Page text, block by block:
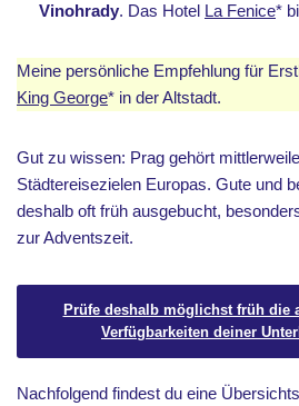
Vinohrady. Das Hotel La Fenice*
Meine persönliche Empfehlung für
King George* in der Altstadt.
Gut zu wissen: Prag gehört
Städtereisezielen Europas. Gute und
deshalb oft früh ausgebucht,
zur Adventszeit.
Prüfe deshalb möglichst früh die
Verfügbarkeiten deiner
Nachfolgend findest du eine